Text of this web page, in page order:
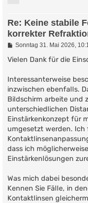
Re: Keine stabile
korrekter
B
i
a
g
Sonntag 31. Mai 2026,
Vielen Dank für die
Interessanterweise
inzwischen ebenfalls.
Bildschirm arbeite und
unterschiedlichen
Einstärkenkonzept für
umgesetzt werden.
dass ich
Einstärkenlösungen
Was mich dabei
Kennen Sie Fälle, in
Kontaktlinsen